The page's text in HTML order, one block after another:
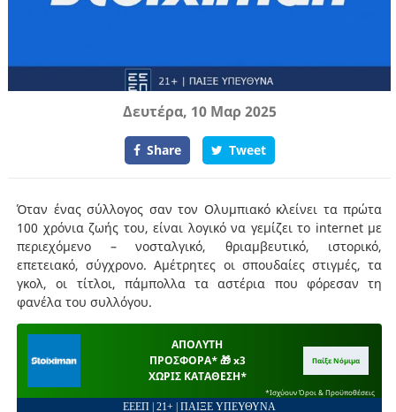
Δευτέρα, 10 Μαρ 2025
Share Tweet
Όταν ένας σύλλογος σαν τον Ολυμπιακό κλείνει τα πρώτα
100 χρόνια ζωής του, είναι λογικό να γεμίζει το internet με
περιεχόμενο – νοσταλγικό, θριαμβευτικό, ιστορικό,
επετειακό, σύγχρονο. Αμέτρητες οι σπουδαίες στιγμές, τα
γκολ, οι τίτλοι, πάμπολλα τα αστέρια που φόρεσαν τη
φανέλα του συλλόγου.
ΑΠΟΛΥΤΗ
ΠΡΟΣΦΟΡΑ* 🎁 x3
ΧΩΡΙΣ ΚΑΤΑΘΕΣΗ*
Παίξε Νόμιμα
*Ισχύουν Όροι & Προϋποθέσεις
ΕΕΕΠ | 21+ | ΠΑΙΞΕ ΥΠΕΥΘΥΝΑ